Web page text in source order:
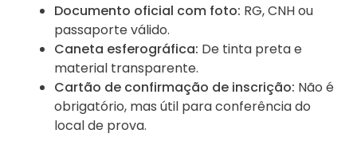
Documento oficial com foto: RG, CNH ou
passaporte válido.
Caneta esferográfica: De tinta preta e
material transparente.
Cartão de confirmação de inscrição: Não é
obrigatório, mas útil para conferência do
local de prova.